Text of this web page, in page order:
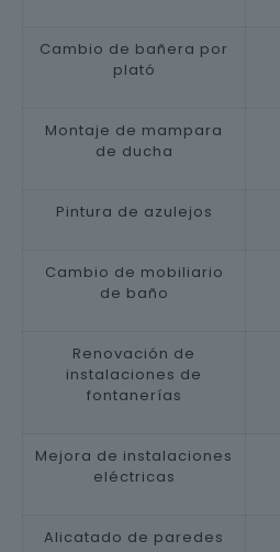
Cambio de bañera por
plató
Montaje de mampara
de ducha
Pintura de azulejos
Cambio de mobiliario
de baño
Renovación de
instalaciones de
fontanerías
Mejora de instalaciones
eléctricas
Alicatado de paredes